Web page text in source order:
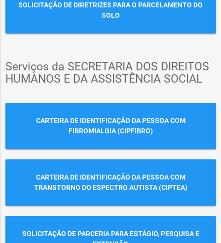
SOLICITAÇÃO DE DIRETRIZES PARA O PARCELAMENTO DO
SOLO
Serviços da SECRETARIA DOS DIREITOS
HUMANOS E DA ASSISTÊNCIA SOCIAL
CARTEIRA DE IDENTIFICAÇÃO DA PESSOA COM
FIBROMIALGIA (CIPFIBRO)
CARTEIRA DE IDENTIFICAÇÃO DA PESSOA COM
TRANSTORNO DO ESPECTRO AUTISTA (CIPTEA)
SOLICITAÇÃO DE PARCERIA PARA ESTÁGIO, PESQUISA E